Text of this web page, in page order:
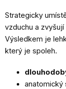
Strategicky
vzduchu a
Výsledkem je
který je spoleh.
anatomický